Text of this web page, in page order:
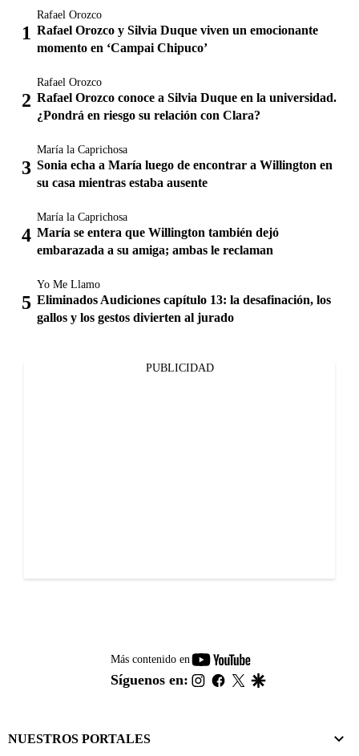
Rafael Orozco
Rafael Orozco y Silvia Duque viven un emocionante
momento en ‘Campai Chipuco’
Rafael Orozco
Rafael Orozco conoce a Silvia Duque en la universidad.
¿Pondrá en riesgo su relación con Clara?
María la Caprichosa
Sonia echa a María luego de encontrar a Willington en
su casa mientras estaba ausente
María la Caprichosa
María se entera que Willington también dejó
embarazada a su amiga; ambas le reclaman
Yo Me Llamo
Eliminados Audiciones capítulo 13: la desafinación, los
gallos y los gestos divierten al jurado
PUBLICIDAD
Más contenido en
youtube-
footer
Síguenos en: instagram
facebook
twitter
NUESTROS PORTALES